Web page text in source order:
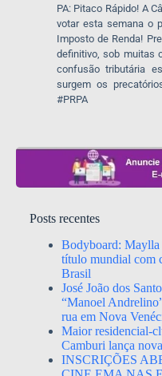
PA: Pitaco Rápido! A
votar esta semana o
Imposto de Renda!
definitivo, sob muitas
confusão tributária
surgem os
#PRPA
Posts recentes
Bodyboard: Maylla
título mundial com
Brasil
José João dos
“Manoel
rua em Nova
Maior residencial-
Camburi lança
INSCRIÇÕES